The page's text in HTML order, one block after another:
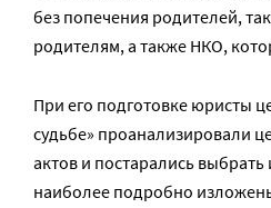
без попечения родителей,
родителям, а также НКО,
При его подготовке юристы
судьбе» проанализировали
актов и постарались выбрать
наиболее подробно